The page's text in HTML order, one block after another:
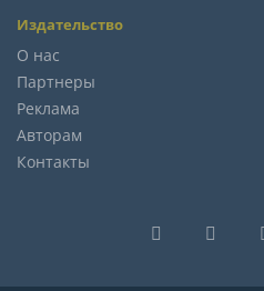
Издательство
О нас
Партнеры
Реклама
Авторам
Контакты